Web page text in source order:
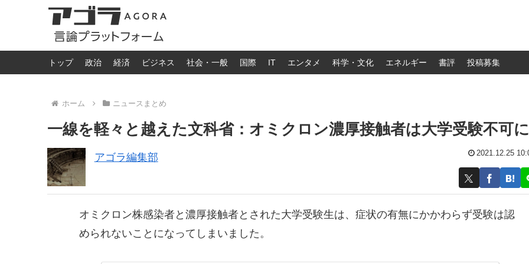
トップ 政治 経済 ビジネス 社会・一般 国際 IT エンタメ 科学・文化 エネルギー 書評 投稿募集
ホーム ニュースまとめ
一線を軽々と越えた文科省：オミクロン濃厚接触者は大学受験不可に
アゴラ編集部 2021.12.25
オミクロン株感染者と濃厚接触者とされた大学受験生は、症状の有無にかかわらず受験は認
められないことになってしまいました。